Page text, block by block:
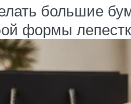
большие
формы